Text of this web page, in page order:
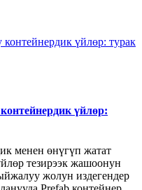
үйлөр:
менен өнүгүп жатат
тезирээк жашоонун
жолун издегендер